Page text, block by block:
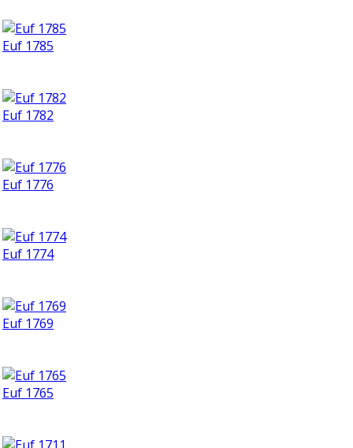
Euf 1785
Euf 1782
Euf 1776
Euf 1774
Euf 1769
Euf 1765